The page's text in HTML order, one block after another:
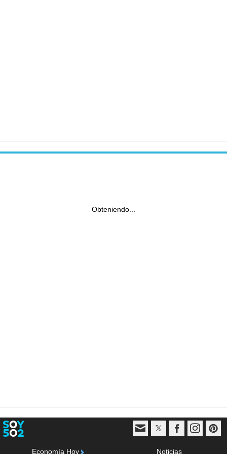
Obteniendo...
Economía Hoy Noticias